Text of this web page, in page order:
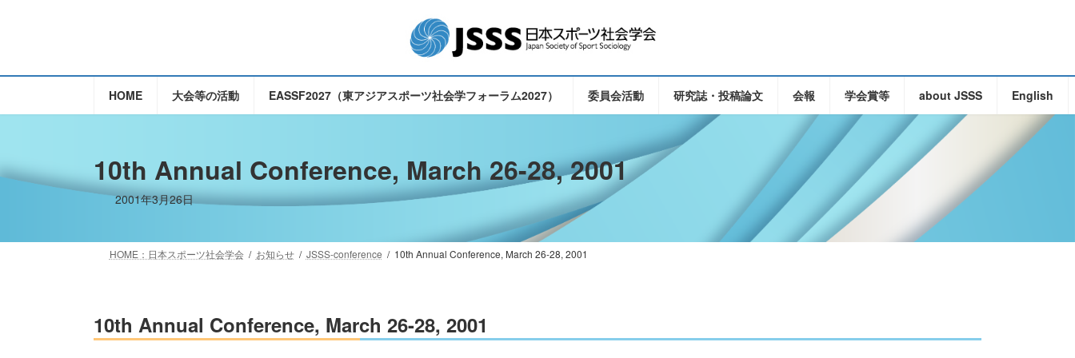
プ
動
HOME 大会等の活動 EASSF2027（東アジアスポーツ社会学フォーラム2027） 委員会活動 研究誌・投稿論文 会報 学会賞等 about JSSS English
10th Annual Conference, March 26-28, 2001
2001年3月26日
HOME：日本スポーツ社会学会 お知らせ JSSS-conference 10th Annual Conference, March 26-28, 2001
10th Annual Conference, March 26-28, 2001